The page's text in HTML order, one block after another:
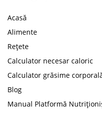
Acasă
Alimente
Rețete
Calculator necesar caloric
Calculator grăsime
Blog
Manual Platformă